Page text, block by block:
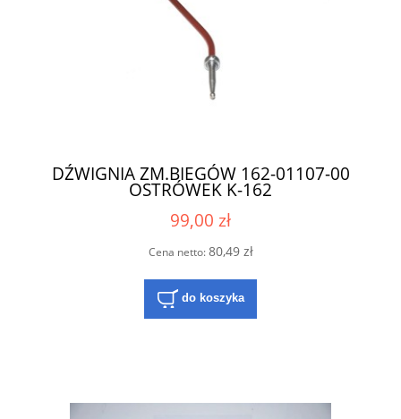
DŹWIGNIA ZM.BIEGÓW 162-01107-00
OSTRÓWEK K-162
99,00 zł
Cena netto:80,49 zł
do koszyka